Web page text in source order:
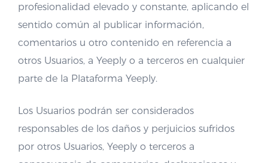
profesionalidad elevado y constante, aplicando el
sentido común al publicar información,
comentarios u otro contenido en referencia a
otros Usuarios, a Yeeply o a terceros en cualquier
parte de la Plataforma Yeeply.
Los Usuarios podrán ser considerados
responsables de los daños y perjuicios sufridos
por otros Usuarios, Yeeply o terceros a